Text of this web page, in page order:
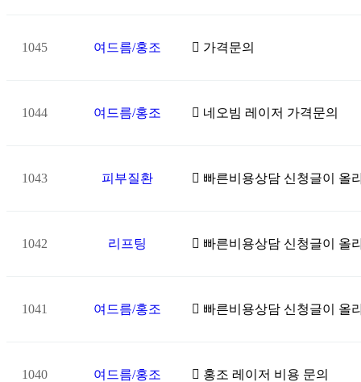
1045 여드름/홍조 가격문의
1044 여드름/홍조 네오빔 레이저 가격문의
1043 피부질환 빠른비용상담 신청글이 올
1042 리프팅 빠른비용상담 신청글이 올
1041 여드름/홍조 빠른비용상담 신청글이 올
1040 여드름/홍조 홍조 레이저 비용 문의